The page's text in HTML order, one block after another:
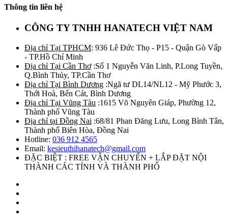
Thông tin liên hệ
CÔNG TY TNHH HANATECH VIỆT NAM
Địa chỉ Tại TPHCM: 936 Lê Đức Thọ - P15 - Quận Gò Vấp
- TP.Hồ Chí Minh
Địa chỉ Tại Cần Thơ:Số 1 Nguyễn Văn Linh, P.Long Tuyền,
Q.Bình Thủy, TP.Cần Thơ
Địa chỉ Tại Bình Dương :Ngã tư DL14/NL12 - Mỹ Phước 3,
Thới Hoà, Bến Cát, Bình Dương
Địa chỉ Tại Vũng Tàu :1615 Võ Nguyên Giáp, Phường 12,
Thành phố Vũng Tàu
Địa chỉ tại Đồng Nai :68/81 Phan Đăng Lưu, Long Bình Tân,
Thành phố Biên Hòa, Đồng Nai
Hotline: 036 912 4565
Email: kesieuthihanatech@gmail.com
ĐẶC BIỆT : FREE VẬN CHUYỂN + LẮP ĐẶT NỘI
THÀNH CÁC TỈNH VÀ THÀNH PHỐ